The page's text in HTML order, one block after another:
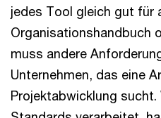
jedes Tool gleich gut für
Organisationshandbuch
muss andere
Unternehmen, das eine
Projektabwicklung sucht.